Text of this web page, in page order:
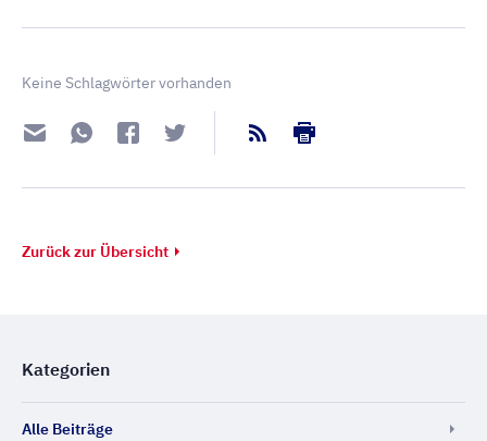
Keine Schlagwörter vorhanden
Zurück zur Übersicht
Kategorien
Alle Beiträge